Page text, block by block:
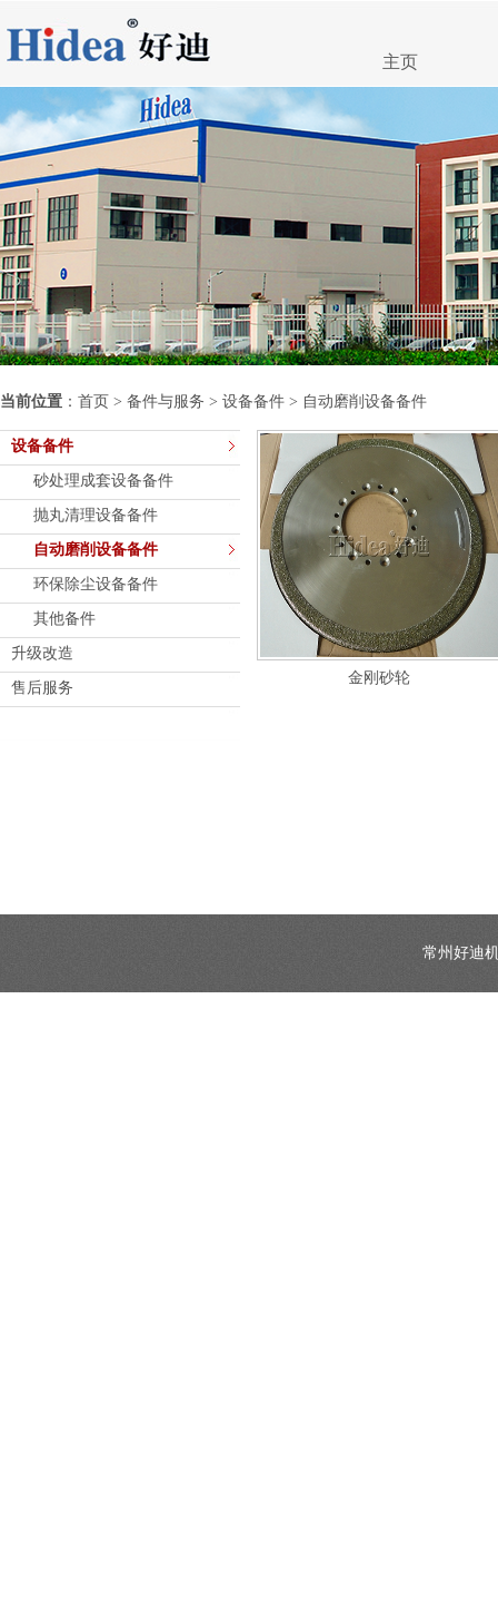
主页
当前位置 ： 首页 > 备件与服务 > 设备备件 > 自动磨削设备备件
设备备件
砂处理成套设备备件
抛丸清理设备备件
自动磨削设备备件
环保除尘设备备件
其他备件
升级改造
售后服务
金刚砂轮
常州好迪机